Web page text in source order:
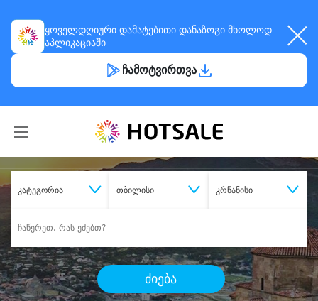
ყოველდღიური დამატებითი დანაზოგი მხოლოდ
აპლიკაციაში
ჩამოტვირთვა
კატეგორია თბილისი კრწანისი
ძიება